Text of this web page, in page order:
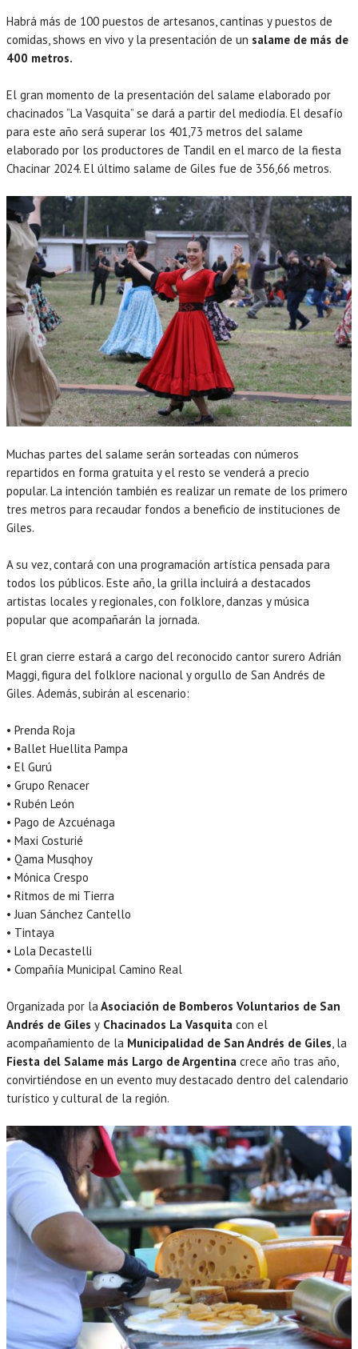
Habrá más de 100 puestos de artesanos, cantinas y puestos de
comidas, shows en vivo y la presentación de un salame de más de
400 metros.
El gran momento de la presentación del salame elaborado por
chacinados “La Vasquita” se dará a partir del mediodía. El desafío
para este año será superar los 401,73 metros del salame
elaborado por los productores de Tandil en el marco de la fiesta
Chacinar 2024. El último salame de Giles fue de 356,66 metros.
Muchas partes del salame serán sorteadas con números
repartidos en forma gratuita y el resto se venderá a precio
popular. La intención también es realizar un remate de los primero
tres metros para recaudar fondos a beneficio de instituciones de
Giles.
A su vez, contará con una programación artística pensada para
todos los públicos. Este año, la grilla incluirá a destacados
artistas locales y regionales, con folklore, danzas y música
popular que acompañarán la jornada.
El gran cierre estará a cargo del reconocido cantor surero Adrián
Maggi, figura del folklore nacional y orgullo de San Andrés de
Giles. Además, subirán al escenario:
• Prenda Roja
• Ballet Huellita Pampa
• El Gurú
• Grupo Renacer
• Rubén León
• Pago de Azcuénaga
• Maxi Costurié
• Qama Musqhoy
• Mónica Crespo
• Ritmos de mi Tierra
• Juan Sánchez Cantello
• Tintaya
• Lola Decastelli
• Compañía Municipal Camino Real
Organizada por laAsociación de Bomberos Voluntarios de San
Andrés de Giles y Chacinados La Vasquita con el
acompañamiento de la Municipalidad de San Andrés de Giles, la
Fiesta del Salame más Largo de Argentina crece año tras año,
convirtiéndose en un evento muy destacado dentro del calendario
turístico y cultural de la región.